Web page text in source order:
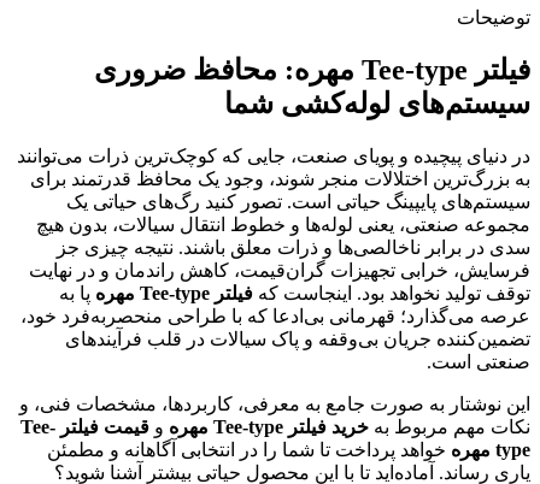
توضیحات
فیلتر Tee-type مهره: محافظ ضروری
سیستم‌های لوله‌کشی شما
در دنیای پیچیده و پویای صنعت، جایی که کوچک‌ترین ذرات می‌توانند
به بزرگ‌ترین اختلالات منجر شوند، وجود یک محافظ قدرتمند برای
سیستم‌های پایپینگ حیاتی است. تصور کنید رگ‌های حیاتی یک
مجموعه صنعتی، یعنی لوله‌ها و خطوط انتقال سیالات، بدون هیچ
سدی در برابر ناخالصی‌ها و ذرات معلق باشند. نتیجه چیزی جز
فرسایش، خرابی تجهیزات گران‌قیمت، کاهش راندمان و در نهایت
توقف تولید نخواهد بود. اینجاست که فیلتر Tee-type مهره
پا به
عرصه می‌گذارد؛ قهرمانی بی‌ادعا که با طراحی منحصربه‌فرد خود،
تضمین‌کننده جریان بی‌وقفه و پاک سیالات در قلب فرآیندهای
صنعتی است.
این نوشتار به صورت جامع به معرفی، کاربردها، مشخصات فنی، و
نکات مهم مربوط به خرید فیلتر Tee-type مهره و
قیمت فیلتر Tee-
type مهره
خواهد پرداخت تا شما را در انتخابی آگاهانه و مطمئن
یاری رساند. آماده‌اید تا با این محصول حیاتی بیشتر آشنا شوید؟